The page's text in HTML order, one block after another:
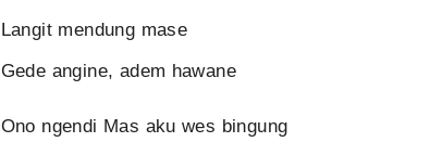
Langit mendung mase
Gede angine, adem hawane
Ono ngendi Mas aku wes bingung